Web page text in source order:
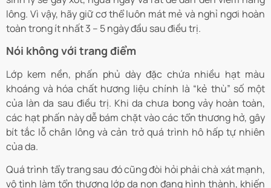
lông. Vì vậy, hãy giữ cơ thể luôn mát mẻ và nghỉ ngơi hoàn
toàn trong ít nhất 3 – 5 ngày đầu sau điều trị.
Nói không với trang điểm
Lớp kem nền, phấn phủ dày đặc chứa nhiều hạt màu
khoáng và hóa chất hương liệu chính là “kẻ thù” số một
của làn da sau điều trị. Khi da chưa bong vảy hoàn toàn,
các hạt phấn này dễ bám chặt vào các tổn thương hở, gây
bít tắc lỗ chân lông và cản trở quá trình hô hấp tự nhiên
của da.
Quá trình tẩy trang sau đó cũng đòi hỏi phải chà xát mạnh,
vô tình làm tổn thương lớp da non đang hình thành, khiến